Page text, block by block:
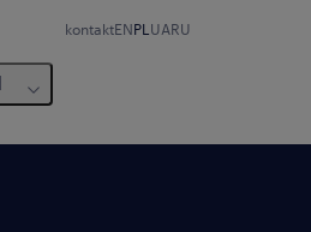
kontaktENPL UARU